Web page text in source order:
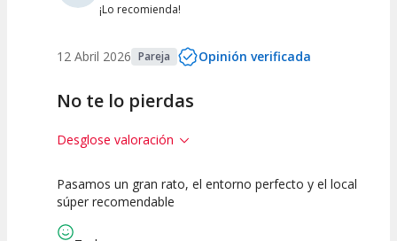
¡Lo recomienda!
12 Abril 2026 Pareja Opinión verificada
No te lo pierdas
Desglose valoración
10
Espectáculo
10 10
Pasamos un gran rato, el entorno perfecto y el local
súper recomendable